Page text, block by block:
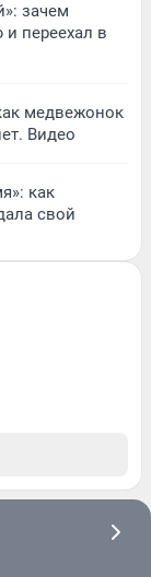
зачем
переехал в
медвежонок
Видео
как
свой